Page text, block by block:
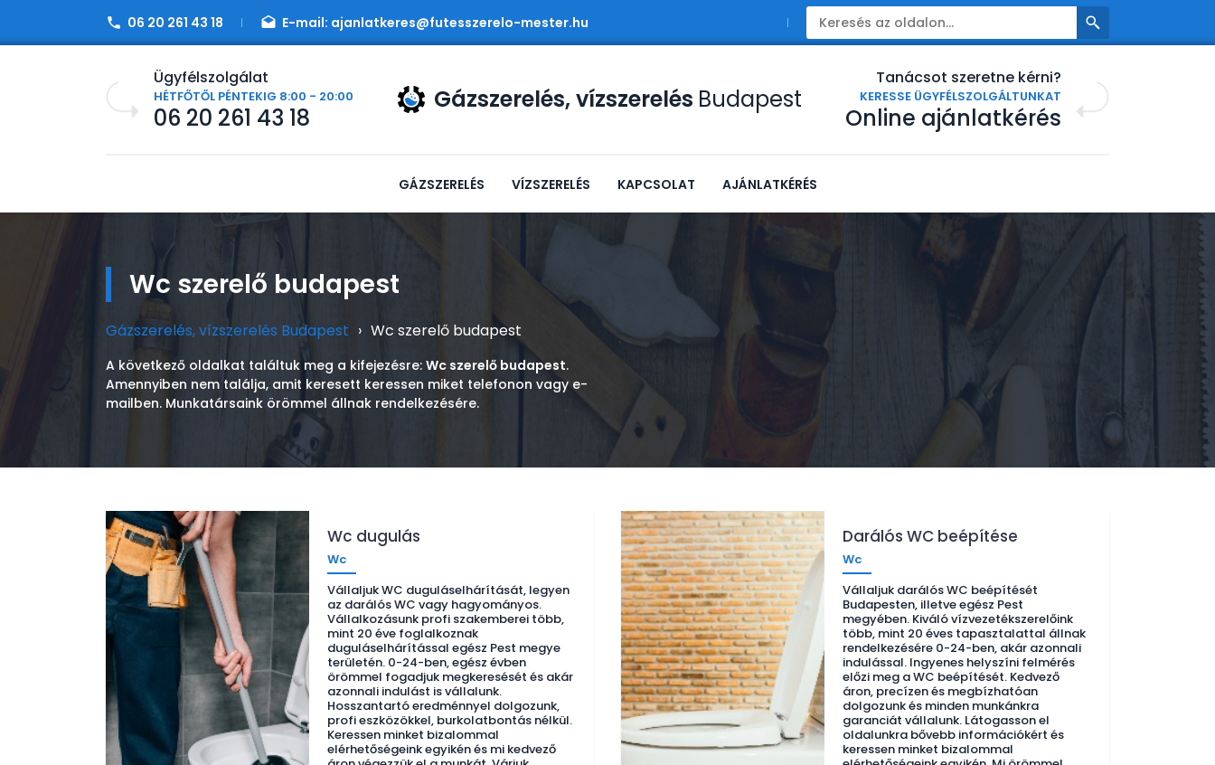
06 20 261 43 18 E-mail: ajanlatkeres@futesszerelo-mester.hu
Ügyfélszolgálat
HÉTFŐTŐL PÉNTEKIG 8:00 - 20:00
06 20 261 43 18
Gázszerelés, vízszerelés Budapest
Tanácsot szeretne kérni?
KERESSE ÜGYFÉLSZOLGÁLTUNKAT
Online ajánlatkérés
GÁZSZERELÉS VÍZSZERELÉS KAPCSOLAT AJÁNLATKÉRÉS
Wc szerelő budapest
Gázszerelés, vízszerelés Budapest › Wc szerelő budapest
A következő oldalkat találtuk meg a kifejezésre: Wc szerelő budapest.
Amennyiben nem találja, amit keresett keressen miket telefonon vagy e-
mailben. Munkatársaink örömmel állnak rendelkezésére.
Wc dugulás
Wc
Vállaljuk WC duguláselhárítását, legyen
az darálós WC vagy hagyományos.
Vállalkozásunk profi szakemberei több,
mint 20 éve foglalkoznak
duguláselhárítással egész Pest megye
területén. 0-24-ben, egész évben
örömmel fogadjuk megkeresését és akár
azonnali indulást is vállalunk.
Hosszantartó eredménnyel dolgozunk,
profi eszközökkel, burkolatbontás nélkül.
Keressen minket bizalommal
elérhetőségeink egyikén és mi kedvező
Darálós WC beépítése
Wc
Vállaljuk darálós WC beépítését
Budapesten, illetve egész Pest
megyében. Kiváló vízvezetékszerelőink
több, mint 20 éves tapasztalattal állnak
rendelkezésére 0-24-ben, akár azonnali
indulással. Ingyenes helyszíni felmérés
előzi meg a WC beépítését. Kedvező
áron, precízen és megbízhatóan
dolgozunk és minden munkánkra
garanciát vállalunk. Látogasson el
oldalunkra bővebb információkért és
keressen minket bizalommal